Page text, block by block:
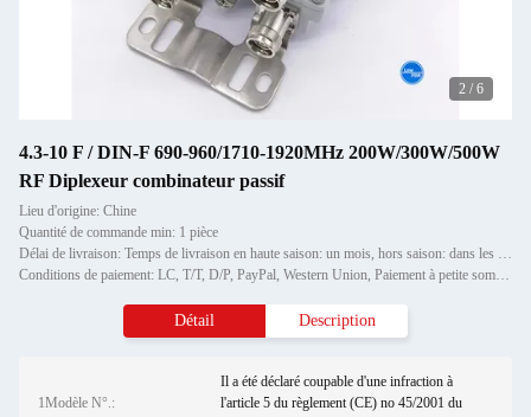
2 / 6
4.3-10 F / DIN-F 690-960/1710-1920MHz 200W/300W/500W
RF Diplexeur combinateur passif
Lieu d'origine: Chine
Quantité de commande min: 1 pièce
Délai de livraison: Temps de livraison en haute saison: un mois, hors saison: dans les 15 jours ouvrables
Conditions de paiement: LC, T/T, D/P, PayPal, Western Union, Paiement à petite somme, Grammes d'argent
Détail Description
1Modèle N°.:
Il a été déclaré coupable d'une infraction à
l'article 5 du règlement (CE) no 45/2001 du